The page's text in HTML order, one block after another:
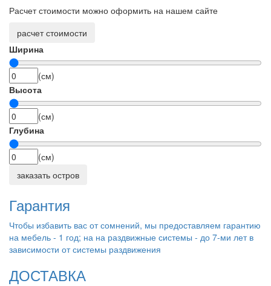
Расчет стоимости можно оформить на нашем сайте
расчет стоимости
Ширина
(см)
Высота
(см)
Глубина
(см)
заказать остров
Гарантия
Чтобы избавить вас от сомнений, мы предоставляем гарантию
на мебель - 1 год; на на раздвижные системы - до 7-ми лет в
зависимости от системы раздвижения
ДОСТАВКА